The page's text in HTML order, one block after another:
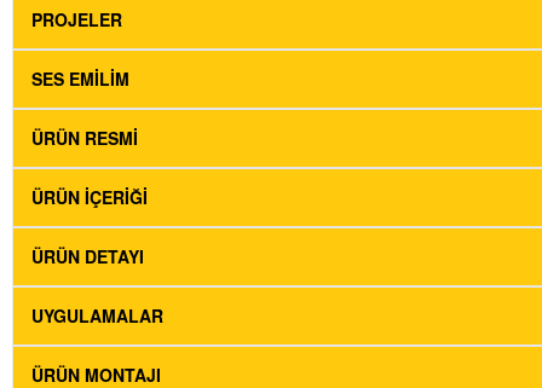
PROJELER
SES EMILIM
ÜRÜN RESMI
ÜRÜN İÇERIĞI
ÜRÜN DETAYI
UYGULAMALAR
ÜRÜN MONTAJI